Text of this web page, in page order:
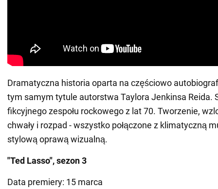
Dramatyczna historia oparta na częściowo
tym samym tytule autorstwa Taylora Jenkinsa Reida.
fikcyjnego zespołu rockowego z lat 70. Tworzenie,
chwały i rozpad - wszystko połączone z klimatyczną
stylową oprawą wizualną.
"Ted Lasso", sezon 3
Data premiery: 15 marca